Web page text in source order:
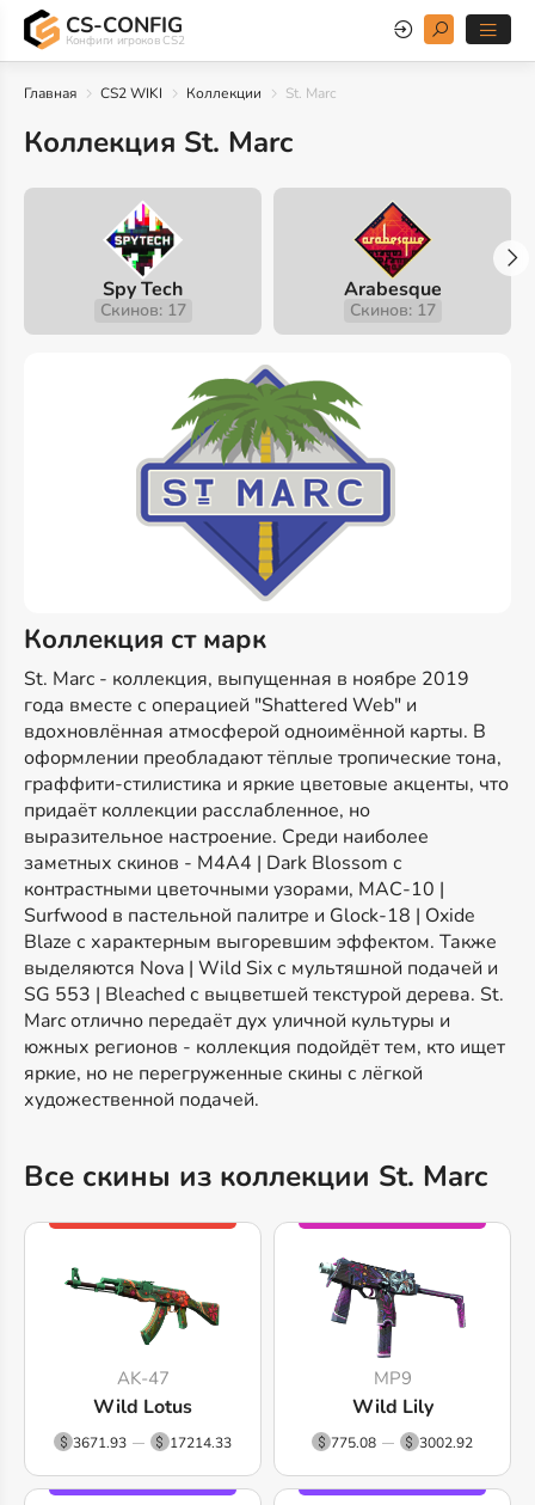
CS-CONFIG
Конфиги игроков CS2
Главная CS2 WIKI Коллекции St. Marc
Коллекция St. Marc
Spy Tech
Скинов: 17
Arabesque
Скинов: 17
Коллекция ст марк
St. Marc - коллекция, выпущенная в ноябре 2019
года вместе с операцией "Shattered Web" и
вдохновлённая атмосферой одноимённой карты. В
оформлении преобладают тёплые тропические тона,
граффити-стилистика и яркие цветовые акценты, что
придаёт коллекции расслабленное, но
выразительное настроение. Среди наиболее
заметных скинов - M4A4 | Dark Blossom с
контрастными цветочными узорами, MAC-10 |
Surfwood в пастельной палитре и Glock-18 | Oxide
Blaze с характерным выгоревшим эффектом. Также
выделяются Nova | Wild Six с мультяшной подачей и
SG 553 | Bleached с выцветшей текстурой дерева. St.
Marc отлично передаёт дух уличной культуры и
южных регионов - коллекция подойдёт тем, кто ищет
яркие, но не перегруженные скины с лёгкой
художественной подачей.
Все скины из коллекции St. Marc
AK-47
Wild Lotus
3671.93 17214.33
MP9
Wild Lily
775.08 3002.92